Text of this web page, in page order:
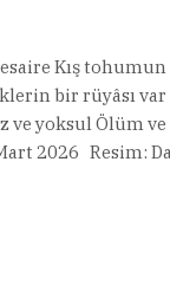
Kış tohumun
bir rüyâsı var
ve yoksul Ölüm ve
2026 Resim: